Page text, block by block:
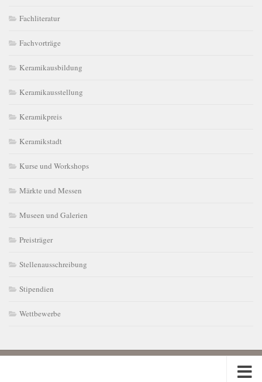
Fachliteratur
Fachvorträge
Keramikausbildung
Keramikausstellung
Keramikpreis
Keramikstadt
Kurse und Workshops
Märkte und Messen
Museen und Galerien
Preisträger
Stellenausschreibung
Stipendien
Wettbewerbe